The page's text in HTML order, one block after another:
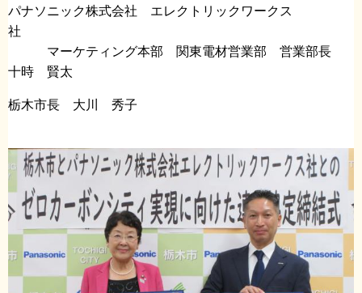
パナソニック株式会社 エレクトリックワークス
社
マーケティング本部 関東電材営業部 営業部長
十時 賢太
栃木市長 大川 秀子